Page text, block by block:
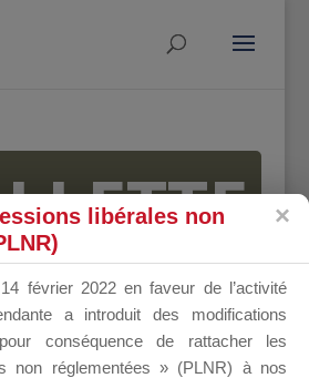
DU
libérales non
février 2022 en faveur de l’activité
a introduit des modifications
conséquence de rattacher les
non réglementées » (PLNR) à nos